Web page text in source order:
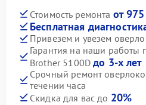
Стоимость ремонта от
Бесплатная
Привезем и увезем
Гарантия на наши работы
Brother 5100Dдо 3-х лет
Срочный ремонт
течении часа
Скидка для вас до 20%